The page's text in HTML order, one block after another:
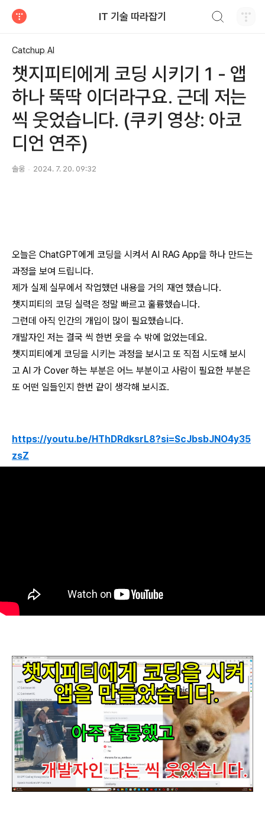
IT 기술 따라잡기
Catchup AI
챗지피티에게 코딩 시키기 1 - 앱
하나 뚝딱 이더라구요. 근데 저는
씩 웃었습니다. (쿠키 영상: 아코
디언 연주)
솔웅 2024. 7. 20. 09:32
오늘은 ChatGPT에게 코딩을 시켜서 AI RAG App을 하나 만드는
과정을 보여 드립니다.
제가 실제 실무에서 작업했던 내용을 거의 재연 했습니다.
챗지피티의 코딩 실력은 정말 빠르고 훌륭했습니다.
그런데 아직 인간의 개입이 많이 필요했습니다.
개발자인 저는 결국 씩 한번 웃을 수 밖에 없었는데요.
챗지피티에게 코딩을 시키는 과정을 보시고 또 직접 시도해 보시
고 AI 가 Cover 하는 부분은 어느 부분이고 사람이 필요한 부분은
또 어떤 일들인지 한번 같이 생각해 보시죠.
https://youtu.be/HThDRdksrL8?si=ScJbsbJNO4y35
zsZ